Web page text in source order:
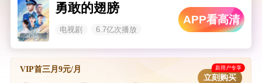
勇敢的翅膀
电视剧 6.7亿次播放
APP看高清
VIP首三月9元/月 新用户专享
立刻购买